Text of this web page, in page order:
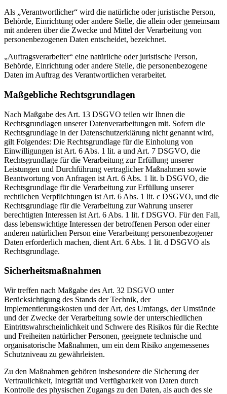
Als „Verantwortlicher“ wird die natürliche oder juristische Person,
Behörde, Einrichtung oder andere Stelle, die allein oder gemeinsam
mit anderen über die Zwecke und Mittel der Verarbeitung von
personenbezogenen Daten entscheidet, bezeichnet.
„Auftragsverarbeiter“ eine natürliche oder juristische Person,
Behörde, Einrichtung oder andere Stelle, die personenbezogene
Daten im Auftrag des Verantwortlichen verarbeitet.
Maßgebliche Rechtsgrundlagen
Nach Maßgabe des Art. 13 DSGVO teilen wir Ihnen die
Rechtsgrundlagen unserer Datenverarbeitungen mit. Sofern die
Rechtsgrundlage in der Datenschutzerklärung nicht genannt wird,
gilt Folgendes: Die Rechtsgrundlage für die Einholung von
Einwilligungen ist Art. 6 Abs. 1 lit. a und Art. 7 DSGVO, die
Rechtsgrundlage für die Verarbeitung zur Erfüllung unserer
Leistungen und Durchführung vertraglicher Maßnahmen sowie
Beantwortung von Anfragen ist Art. 6 Abs. 1 lit. b DSGVO, die
Rechtsgrundlage für die Verarbeitung zur Erfüllung unserer
rechtlichen Verpflichtungen ist Art. 6 Abs. 1 lit. c DSGVO, und die
Rechtsgrundlage für die Verarbeitung zur Wahrung unserer
berechtigten Interessen ist Art. 6 Abs. 1 lit. f DSGVO. Für den Fall,
dass lebenswichtige Interessen der betroffenen Person oder einer
anderen natürlichen Person eine Verarbeitung personenbezogener
Daten erforderlich machen, dient Art. 6 Abs. 1 lit. d DSGVO als
Rechtsgrundlage.
Sicherheitsmaßnahmen
Wir treffen nach Maßgabe des Art. 32 DSGVO unter
Berücksichtigung des Stands der Technik, der
Implementierungskosten und der Art, des Umfangs, der Umstände
und der Zwecke der Verarbeitung sowie der unterschiedlichen
Eintrittswahrscheinlichkeit und Schwere des Risikos für die Rechte
und Freiheiten natürlicher Personen, geeignete technische und
organisatorische Maßnahmen, um ein dem Risiko angemessenes
Schutzniveau zu gewährleisten.
Zu den Maßnahmen gehören insbesondere die Sicherung der
Vertraulichkeit, Integrität und Verfügbarkeit von Daten durch
Kontrolle des physischen Zugangs zu den Daten, als auch des sie